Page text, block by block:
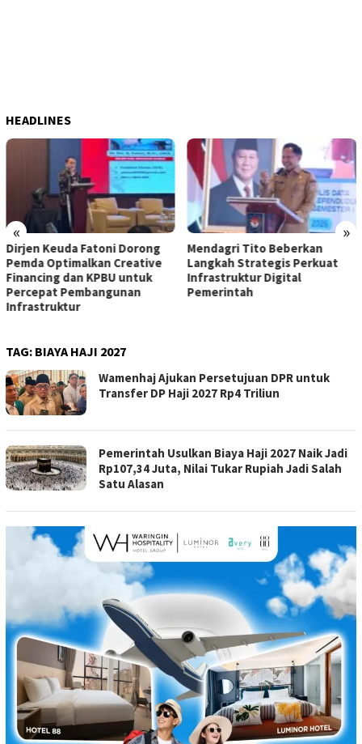
HEADLINES
« »
Dirjen Keuda Fatoni Dorong
Pemda Optimalkan Creative
Financing dan KPBU untuk
Percepat Pembangunan
Infrastruktur
Mendagri Tito Beberkan
Langkah Strategis Perkuat
Infrastruktur Digital
Pemerintah
TAG: BIAYA HAJI 2027
Wamenhaj Ajukan Persetujuan DPR untuk
Transfer DP Haji 2027 Rp4 Triliun
Pemerintah Usulkan Biaya Haji 2027 Naik Jadi
Rp107,34 Juta, Nilai Tukar Rupiah Jadi Salah
Satu Alasan